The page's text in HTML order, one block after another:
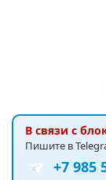
В связи с
Пишите в
+7 985